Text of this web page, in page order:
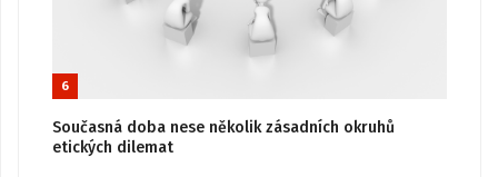
6
Současná doba nese několik zásadních okruhů
etických dilemat